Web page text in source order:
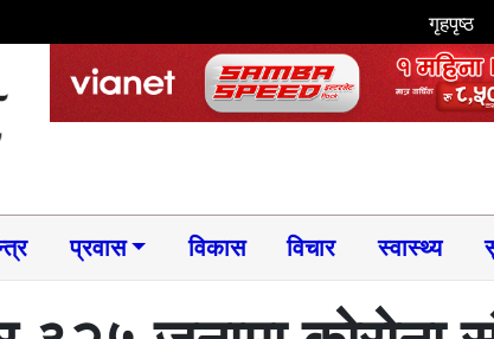
गृहपृष्ठ
प्रवास विकास विचार स्वास्थ्य